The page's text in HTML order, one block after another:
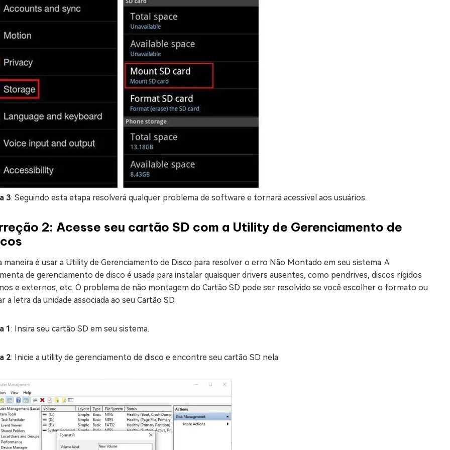
3: Seguindo esta etapa resolverá qualquer problema de software e tornará acessível aos usuários.
2: Acesse seu cartão SD com a Utility de Gerenciamento de
maneira é usar a Utility de Gerenciamento de Disco para resolver o erro Não Montado em seu sistema. A
de gerenciamento de disco é usada para instalar quaisquer drivers ausentes, como pendrives, discos rígidos
e externos, etc. O problema de não montagem do Cartão SD pode ser resolvido se você escolher o formato ou
a letra da unidade associada ao seu Cartão SD.
1: Insira seu cartão SD em seu sistema.
2: Inicie a utility de gerenciamento de disco e encontre seu cartão SD nela.